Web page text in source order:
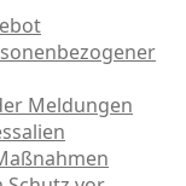
Meldungen